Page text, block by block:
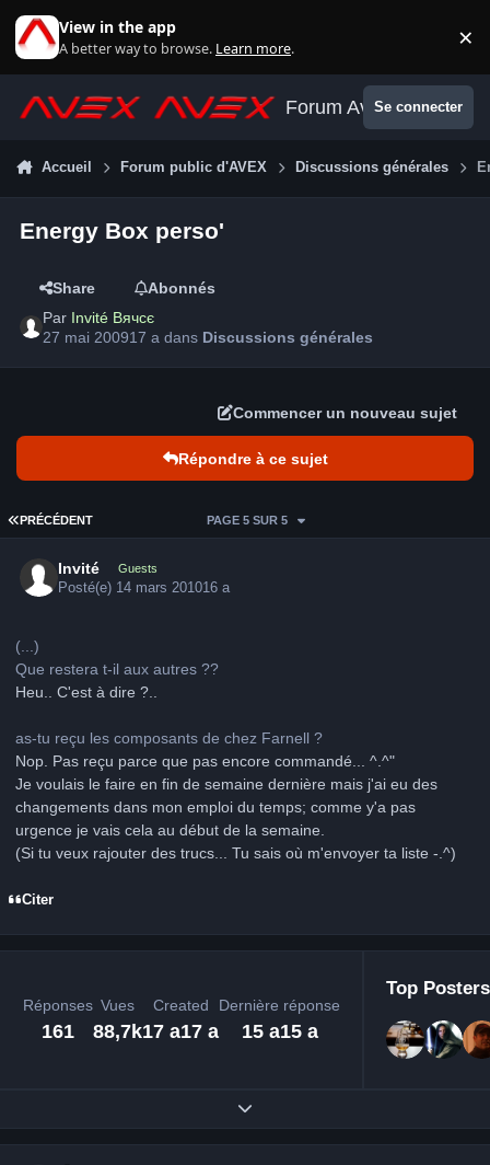
View in the app
A better way to browse. Learn more. ×
Forum AvexSe connecter
Accueil Forum public d'AVEX Discussions générales
Energy Box perso'
Share
Abonnés
Par Invité Вячсє
27 mai 200917 a dans Discussions générales
Commencer un nouveau sujet
Répondre à ce sujet
PREMIÈRE PAGE
PRÉCÉDENT PAGE 5 SUR 5
Invité Guests
Posté(e) 14 mars 201016 a
(...)
Que restera t-il aux autres ??
Heu.. C'est à dire ?..
as-tu reçu les composants de chez Farnell ?
Nop. Pas reçu parce que pas encore commandé... ^.^"
Je voulais le faire en fin de semaine dernière mais j'ai eu des
changements dans mon emploi du temps; comme y'a pas
urgence je vais cela au début de la semaine.
(Si tu veux rajouter des trucs... Tu sais où m'envoyer ta liste -.^)
Citer
Réponses
161
Vues
88,7k
Created
17 a17 a
Dernière réponse
15 a15 a
Top
Expand topic overview